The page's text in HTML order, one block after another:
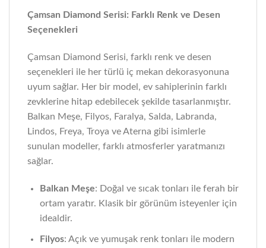
Çamsan Diamond Serisi: Farklı Renk ve Desen
Seçenekleri
Çamsan Diamond Serisi, farklı renk ve desen
seçenekleri ile her türlü iç mekan dekorasyonuna
uyum sağlar. Her bir model, ev sahiplerinin farklı
zevklerine hitap edebilecek şekilde tasarlanmıştır.
Balkan Meşe, Filyos, Faralya, Salda, Labranda,
Lindos, Freya, Troya ve Aterna gibi isimlerle
sunulan modeller, farklı atmosferler yaratmanızı
sağlar.
Balkan Meşe: Doğal ve sıcak tonları ile ferah bir
ortam yaratır. Klasik bir görünüm isteyenler için
idealdir.
Filyos: Açık ve yumuşak renk tonları ile modern